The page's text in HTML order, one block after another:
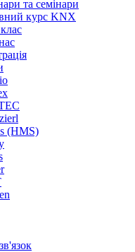
та семінари
курс KNX
(HMS)